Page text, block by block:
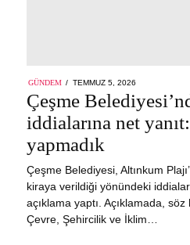
GÜNDEM
POSTED
TEMMUZ 5, 2026
Çeşme
iddialarına net
yapmadık
Çeşme Belediyesi, Altınkum
kiraya verildiği yönündeki
açıklama yaptı. Açıklamada,
Çevre, Şehircilik ve İklim…